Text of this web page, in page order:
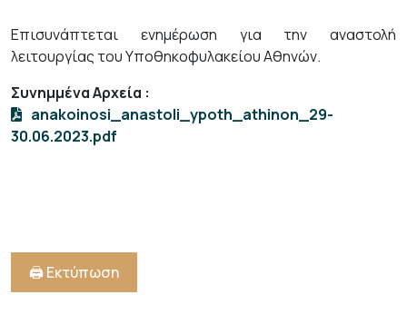
Επισυνάπτεται ενημέρωση για την αναστολή
λειτουργίας του Υποθηκοφυλακείου Αθηνών.
Συνημμένα Αρχεία :
anakoinosi_anastoli_ypoth_athinon_29-
30.06.2023.pdf
🖨️ Εκτύπωση